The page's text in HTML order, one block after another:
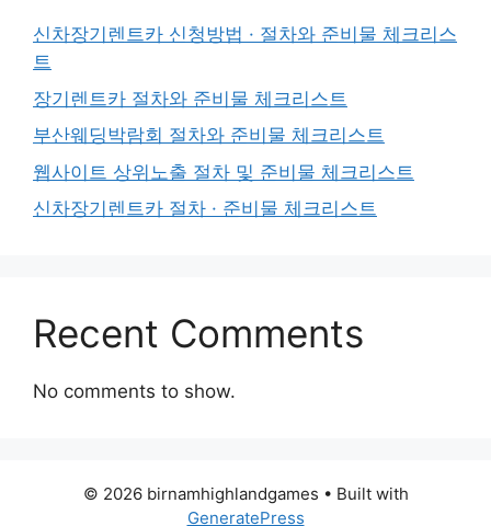
신차장기렌트카 신청방법 · 절차와 준비물 체크리스
트
장기렌트카 절차와 준비물 체크리스트
부산웨딩박람회 절차와 준비물 체크리스트
웹사이트 상위노출 절차 및 준비물 체크리스트
신차장기렌트카 절차 · 준비물 체크리스트
Recent Comments
No comments to show.
© 2026 birnamhighlandgames • Built with
GeneratePress